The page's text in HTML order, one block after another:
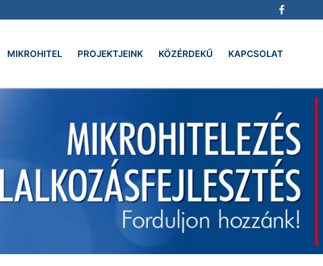
MIKROHITEL PROJEKTJEINK KÖZÉRDEKŰ KAPCSOLAT